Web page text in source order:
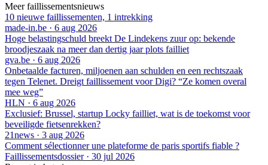
Meer faillissementsnieuws
10 nieuwe faillissementen, 1 intrekking
made-in.be · 6 aug 2026
Hoge belastingschuld breekt De Lindekens zuur op: bekende
broodjeszaak na meer dan dertig jaar plots failliet
gva.be · 6 aug 2026
Onbetaalde facturen, miljoenen aan schulden en een rechtszaak
tegen Telenet. Dreigt faillissement voor Digi? “Ze komen overal
mee weg”
HLN · 6 aug 2026
Exclusief: Brussel, startup Locky failliet, wat is de toekomst voor
beveiligde fietsenrekken?
21news · 3 aug 2026
Comment sélectionner une plateforme de paris sportifs fiable ?
Faillissementsdossier· 30 jul 2026